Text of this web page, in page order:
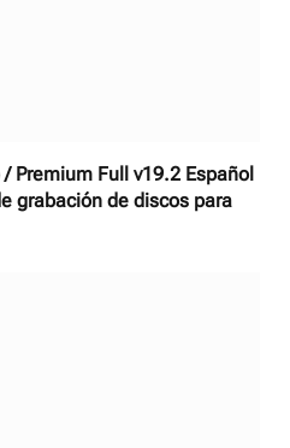
Premium Full v19.2 Español
grabación de discos para